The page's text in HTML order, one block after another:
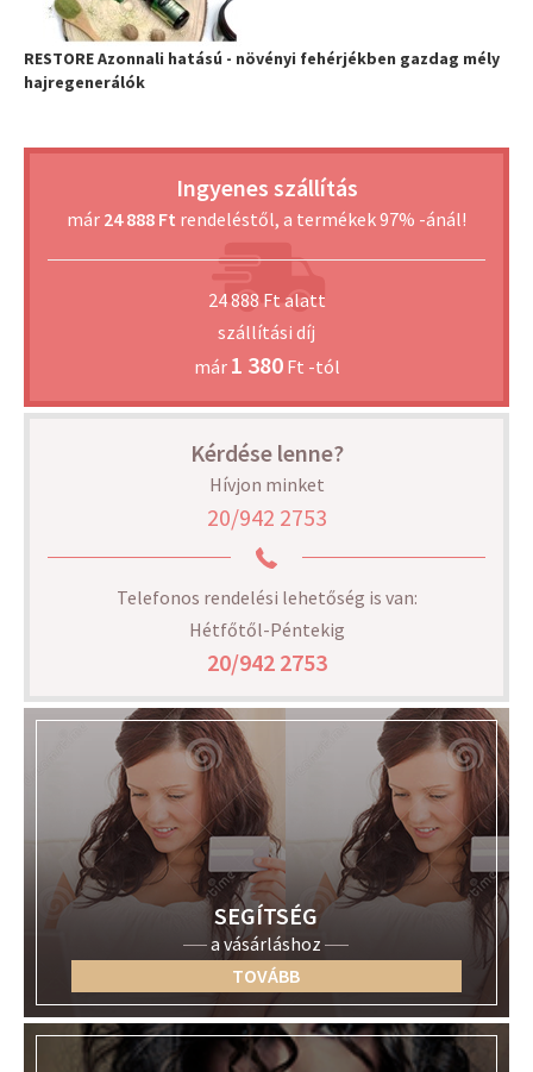
RESTORE Azonnali hatású - növényi fehérjékben gazdag mély
hajregenerálók
Ingyenes szállítás
már 24 888 Ft rendeléstől, a termékek 97% -ánál!
24 888 Ft alatt
szállítási díj
már 1 380Ft -tól
Kérdése lenne?
Hívjon minket
20/942 2753
Telefonos rendelési lehetőség is van:
Hétfőtől-Péntekig
20/942 2753
SEGÍTSÉG
a vásárláshoz
TOVÁBB